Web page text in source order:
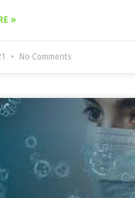
»
No Comments